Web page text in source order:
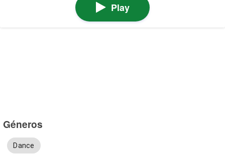
Play
Géneros
Dance